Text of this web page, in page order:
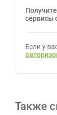
сервисы
Если у
Также